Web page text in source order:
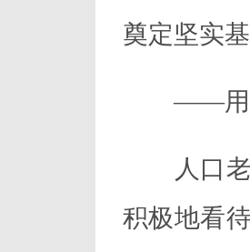
奠定坚实
——用积
人口老
积极地看